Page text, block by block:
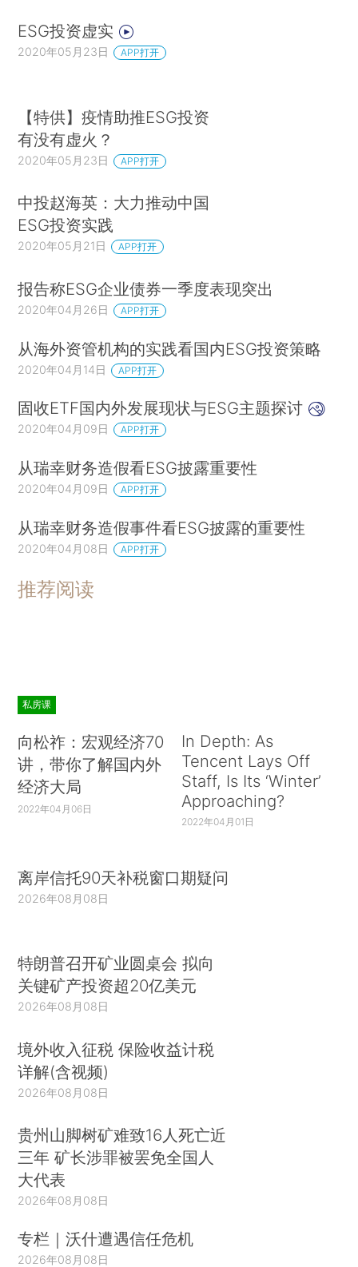
ESG投资虚实
2020年05月23日 APP打开
【特供】疫情助推ESG投资
有没有虚火？
2020年05月23日 APP打开
中投赵海英：大力推动中国
ESG投资实践
2020年05月21日 APP打开
报告称ESG企业债券一季度表现突出
2020年04月26日 APP打开
从海外资管机构的实践看国内ESG投资策略
2020年04月14日 APP打开
固收ETF国内外发展现状与ESG主题探讨
2020年04月09日 APP打开
从瑞幸财务造假看ESG披露重要性
2020年04月09日 APP打开
从瑞幸财务造假事件看ESG披露的重要性
2020年04月08日 APP打开
推荐阅读
私房课
向松祚：宏观经济70
讲，带你了解国内外
经济大局
2022年04月06日
In Depth: As
Tencent Lays Off
Staff, Is Its ‘Winter’
Approaching?
2022年04月01日
离岸信托90天补税窗口期疑问
2026年08月08日
特朗普召开矿业圆桌会 拟向
关键矿产投资超20亿美元
2026年08月08日
境外收入征税 保险收益计税
详解(含视频)
2026年08月08日
贵州山脚树矿难致16人死亡近
三年 矿长涉罪被罢免全国人
大代表
2026年08月08日
专栏｜沃什遭遇信任危机
2026年08月08日